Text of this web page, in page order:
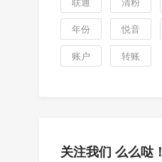
年份 悦音
账户 转账
关注我们 么么哒！